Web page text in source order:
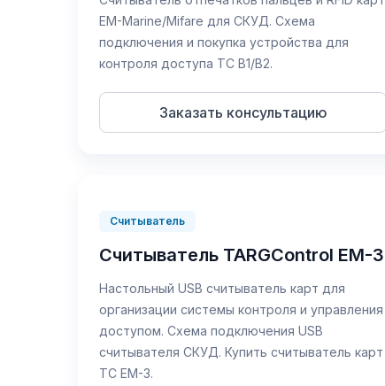
EM-Marine/Mifare для СКУД. Схема
подключения и покупка устройства для
контроля доступа TC B1/B2.
Заказать консультацию
Считыватель
Считыватель TARGControl EM-3
Настольный USB считыватель карт для
организации системы контроля и управления
доступом. Схема подключения USB
считывателя СКУД. Купить считыватель карт
TC EM-3.